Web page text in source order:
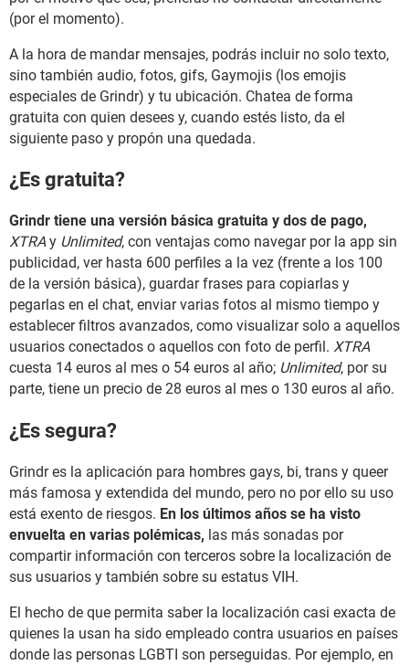
(por el momento).
A la hora de mandar mensajes, podrás incluir no solo texto,
sino también audio, fotos, gifs, Gaymojis (los emojis
especiales de Grindr) y tu ubicación. Chatea de forma
gratuita con quien desees y, cuando estés listo, da el
siguiente paso y propón una quedada.
¿Es gratuita?
Grindr tiene una versión básica gratuita y dos de pago,
XTRAy Unlimited, con ventajas como navegar por la app sin
publicidad, ver hasta 600 perfiles a la vez (frente a los 100
de la versión básica), guardar frases para copiarlas y
pegarlas en el chat, enviar varias fotos al mismo tiempo y
establecer filtros avanzados, como visualizar solo a aquellos
usuarios conectados o aquellos con foto de perfil. XTRA
cuesta 14 euros al mes o 54 euros al año; Unlimited, por su
parte, tiene un precio de 28 euros al mes o 130 euros al año.
¿Es segura?
Grindr es la aplicación para hombres gays, bi, trans y queer
más famosa y extendida del mundo, pero no por ello su uso
está exento de riesgos. En los últimos años se ha visto
envuelta en varias polémicas, las más sonadas por
compartir información con terceros sobre la localización de
sus usuarios y también sobre su estatus VIH.
El hecho de que permita saber la localización casi exacta de
quienes la usan ha sido empleado contra usuarios en países
donde las personas LGBTI son perseguidas. Por ejemplo, en